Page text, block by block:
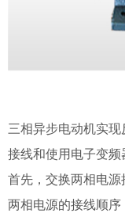
三相异步电动机实
接线和使用电子变频
首先，交换两相电
两相电源的接线顺